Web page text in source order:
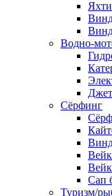
Водно-
Сёрфинг
Сап
Туризм/